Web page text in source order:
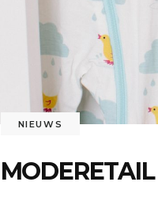
NIEUWS